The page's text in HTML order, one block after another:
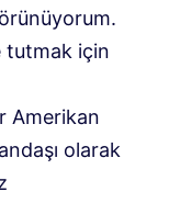
tutmak için
Amerikan
olarak